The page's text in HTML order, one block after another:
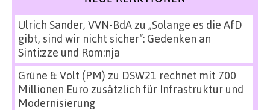
Ulrich Sander, VVN-BdAzu „Solange es die AfD
gibt, sind wir nicht sicher“: Gedenken an
Sinti:zze und Rom:nja
Grüne & Volt (PM) zu DSW21 rechnet mit 700
Millionen Euro zusätzlich für Infrastruktur und
Modernisierung